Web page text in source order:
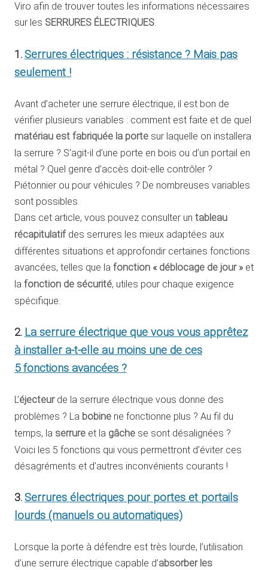
Viro afin de trouver toutes les informations nécessaires
sur les SERRURES ÉLECTRIQUES.
1. Serrures électriques : résistance ? Mais pas
seulement !
Avant d’acheter une serrure électrique, il est bon de
vérifier plusieurs variables : comment est faite et de quel
matériau est fabriquée la porte sur laquelle on installera
la serrure ? S’agit-il d’une porte en bois ou d’un portail en
métal ? Quel genre d’accès doit-elle contrôler ?
Piétonnier ou pour véhicules ? De nombreuses variables
sont possibles.
Dans cet article, vous pouvez consulter un tableau
récapitulatif des serrures les mieux adaptées aux
différentes situations et approfondir certaines fonctions
avancées, telles que la fonction « déblocage de jour »et
la fonction de sécurité, utiles pour chaque exigence
spécifique.
2. La serrure électrique que vous vous apprêtez
à installer a-t-elle au moins une de ces
5 fonctions avancées ?
L’éjecteurde la serrure électrique vous donne des
problèmes ? La bobine ne fonctionne plus ? Au fil du
temps, la serrure et la gâche se sont désalignées ?
Voici les 5 fonctions qui vous permettront d’éviter ces
désagréments et d’autres inconvénients courants !
3. Serrures électriques pour portes et portails
lourds (manuels ou automatiques)
Lorsque la porte à défendre est très lourde, l’utilisation
d’une serrure électrique capable d’absorber les